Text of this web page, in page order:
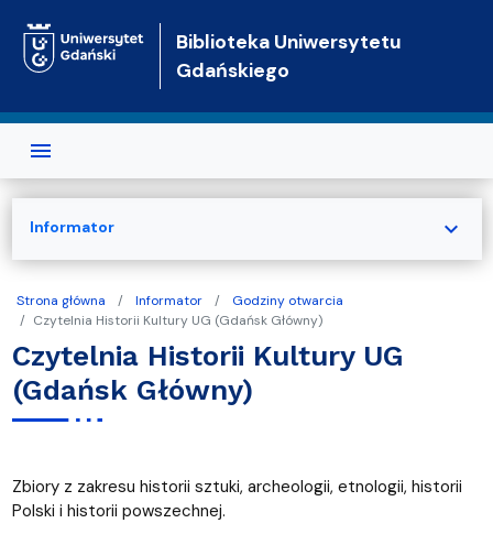
Biblioteka Uniwersytetu
Gdańskiego
Strona główna Informator
Godziny otwarcia
Czytelnia Historii Kultury UG (Gdańsk Główny)
Czytelnia Historii Kultury UG
(Gdańsk Główny)
Zbiory z zakresu historii sztuki, archeologii, etnologii, historii
Polski i historii powszechnej.
Informator expand_more